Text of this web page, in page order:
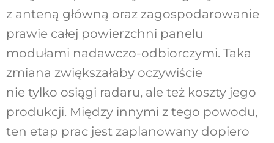
z anteną główną oraz zagospodarowanie
prawie całej powierzchni panelu
modułami nadawczo-odbiorczymi. Taka
zmiana zwiększałaby oczywiście
nie tylko osiągi radaru, ale też koszty jego
produkcji. Między innymi z tego powodu,
ten etap prac jest zaplanowany dopiero